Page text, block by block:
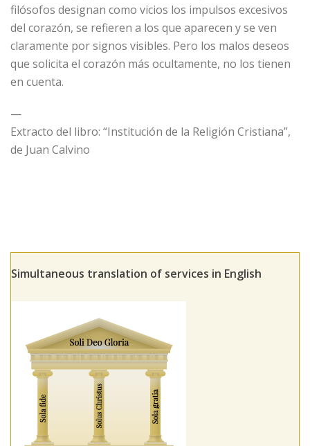
filósofos designan como vicios los impulsos excesivos
del corazón, se refieren a los que aparecen y se ven
claramente por signos visibles. Pero los malos deseos
que solicita el corazón más ocultamente, no los tienen
en cuenta.
—
Extracto del libro: “Institución de la Religión Cristiana”,
de Juan Calvino
Simultaneous translation of services in English